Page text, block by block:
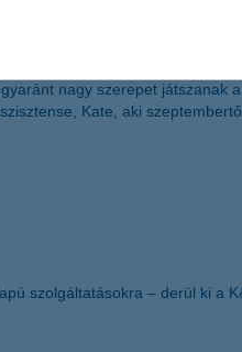
nagy szerepet
Kate, aki
szolgáltatásokra – derül ki a